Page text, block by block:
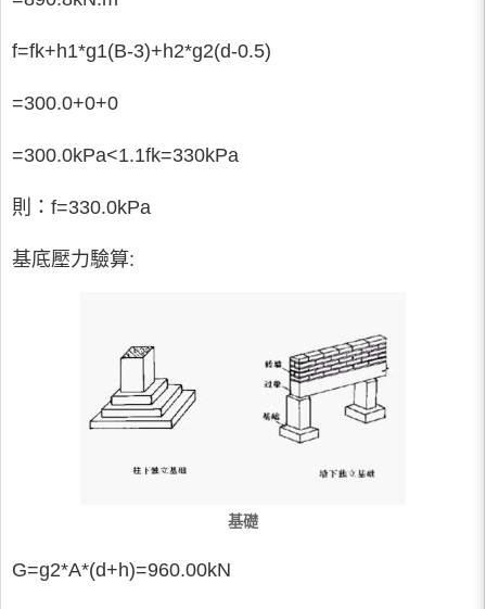
f=fk+h1*g1(B-3)+h2*g2(d-0.5)
=300.0+0+0
=300.0kPa<1.1fk=330kPa
則：f=330.0kPa
基底壓力驗算:
基礎
G=g2*A*(d+h)=960.00kN